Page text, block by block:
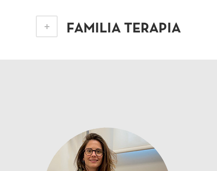
FAMILIA TERAPIA